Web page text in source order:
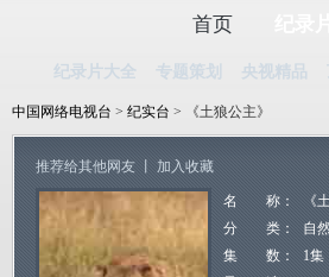
首页
纪录片大全 专题策划 央视精品
中国网络电视台 > 纪实台 > 《土狼公主》
推荐给其他网友 加入收藏
名 称：
《
分 类：
自
集 数：
1集